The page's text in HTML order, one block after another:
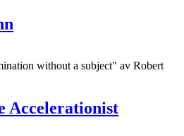
without a subject" av Robert
Accelerationist